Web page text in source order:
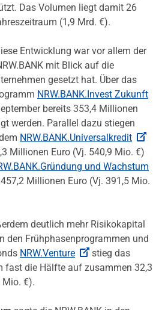
Das Volumen liegt damit 26
(1,9 Mrd. €).
Entwicklung war vor allem der
mit Blick auf die
gesetzt hat. Über das
NRW.BANK.Invest Zukunft
bereits 353,4 Millionen
werden. Parallel dazu stiegen
NRW.BANK.Universalkredit
Millionen Euro (Vj. 540,9 Mio. €)
und Wachstum
Millionen Euro (Vj. 391,5 Mio.
deutlich mehr Risikokapital
den Frühphasenprogrammen und
NRW.Venture
stieg das
fast die Hälfte auf zusammen 32,3
Mio. €).